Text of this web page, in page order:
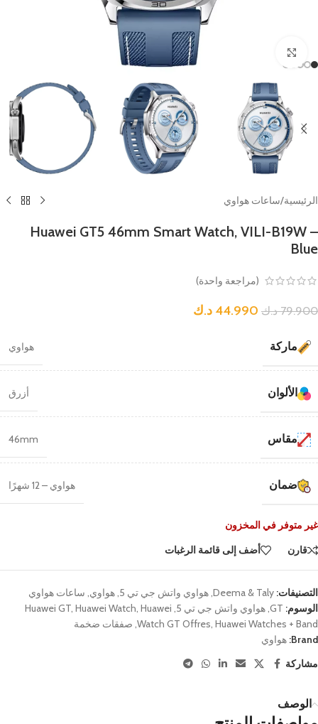
الرئيسية/ساعات هواوي
Huawei GT5 46mm Smart Watch, VILI-B19W –
Blue
(مراجعة واحدة)
79.900 د.ك 44.990 د.ك
ماركة هواوي
الألوان أزرق
مقاس 46mm
ضمان هواوي – 12 شهرًا
غير متوفر في المخزون
قارن
أضف إلى قائمة الرغبات
التصنيفات: Deema & Taly
,هواوي واتش جي تي 5 ,هواوي, ساعات هواوي
الوسوم: GT
,هواوي واتش جي تي 5 ,
Huawei GT, Huawei Watch, Huawei
Watch GT Offres, Huawei Watches + Band
, صفقات ضخمة
Brand: هواوي
مشاركة
الوصف